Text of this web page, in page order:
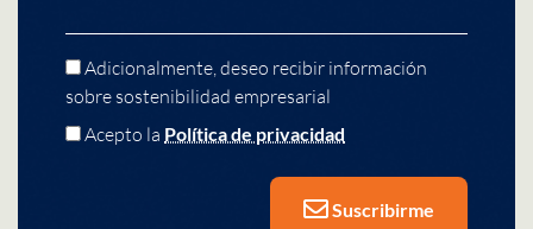
Adicionalmente, deseo recibir información
sobre sostenibilidad empresarial
Acepto la Política de privacidad
Suscribirme